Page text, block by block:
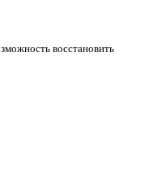
восстановить